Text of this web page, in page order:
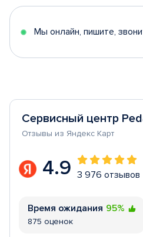
5
Мы онлайн, пишите,
Сервисный центр
Отзывы из Яндекс Карт
4.9 3 976 отзывов
Время ожидания 95%
875 оценок